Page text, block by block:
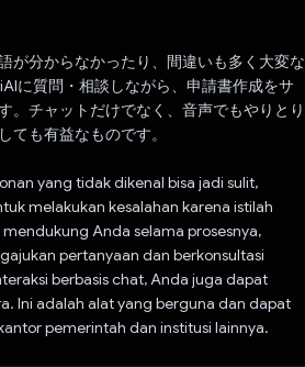
が分からなかったり、間違いも多く大変な
に質問・相談しながら、申請書作成をサ
。チャットだけでなく、音声でもやりとり
ても有益なものです。
yang tidak dikenal bisa jadi sulit,
melakukan kesalahan karena istilah
Anda selama prosesnya,
pertanyaan dan berkonsultasi
berbasis chat, Anda juga dapat
Ini adalah alat yang berguna dan dapat
pemerintah dan institusi lainnya.